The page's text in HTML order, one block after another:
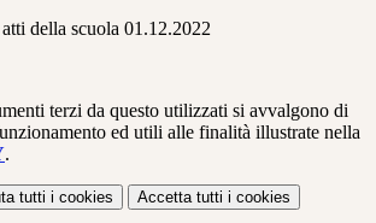
della scuola 01.12.2022
terzi da questo utilizzati si avvalgono di
ed utili alle finalità illustrate nella
.
tutti i cookies Accetta tutti i cookies